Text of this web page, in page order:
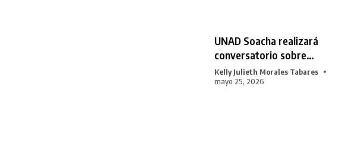
UNAD Soacha realizará
conversatorio sobre
juventudes y
Kelly Julieth Morales Tabares
mayo 25, 2026